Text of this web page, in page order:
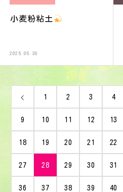
小麦粉粘土
2025.05.30
1 2 3 4
9 10 11 12 13
18 19 20 21 22
27 28 29 30 31
36 37 38 39 40